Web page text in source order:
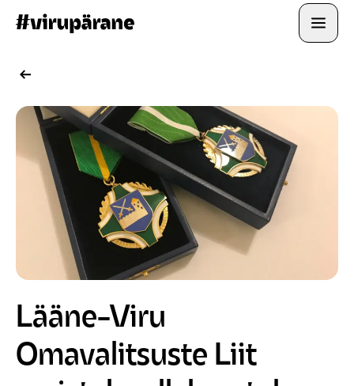
Lääne-Viru
Omavalitsuste Liit